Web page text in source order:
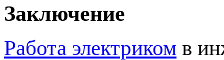
Заключение
Работа электриком в